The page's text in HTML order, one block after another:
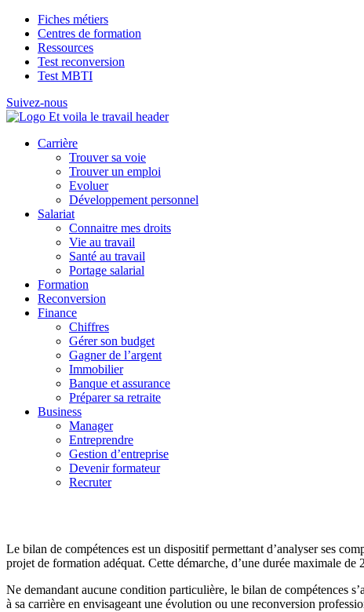
Fiches métiers
Centres de formation
Ressources
Test reconversion
Test MBTI
Suivez-nous
Carrière
Trouver sa voie
Trouver un emploi
Evoluer
Développement personnel
Salariat
Connaitre mes droits
Vie au travail
Santé au travail
Portage salarial
Formation
Reconversion
Finance
Chiffres
Gérer son budget
Gagner de l’argent
Immobilier
Banque et assurance
Préparer sa retraite
Business
Manager
Entreprendre
Gestion d’entreprise
Devenir formateur
Recruter
Le bilan de compétences est un dispositif permettant d’analyser ses
projet de formation adéquat. Cette démarche, d’une durée maximale
Ne demandant aucune condition particulière, le bilan de compétences
à sa carrière en envisageant une évolution ou une reconversion